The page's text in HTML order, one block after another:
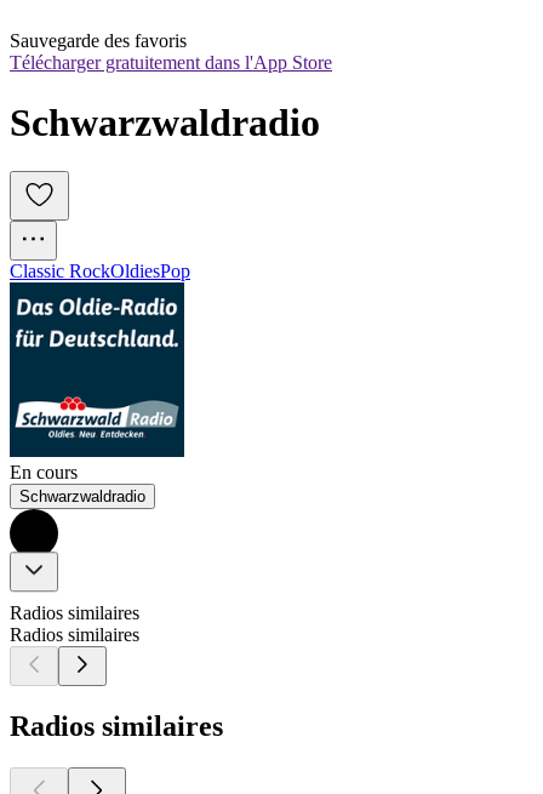
Sauvegarde des favoris
Télécharger gratuitement dans l'App Store
Schwarzwaldradio
Classic RockOldiesPop
En cours
Schwarzwaldradio
Radios similaires
Radios similaires
Radios similaires